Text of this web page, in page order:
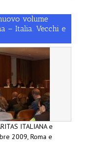
volume
– Italia. Vecchi e
ITALIANA e
2009, Roma e